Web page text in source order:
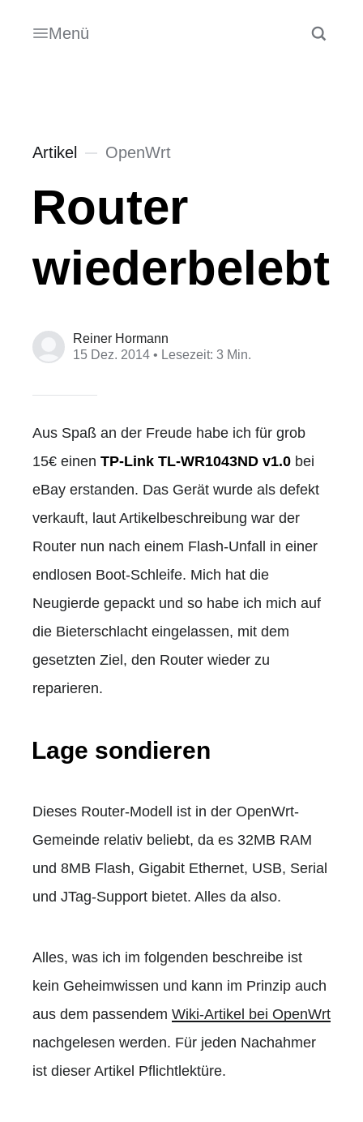
Menü
Artikel OpenWrt
Router
wiederbelebt
Reiner Hormann
15 Dez. 2014 • Lesezeit: 3 Min.
Aus Spaß an der Freude habe ich für grob
15€ einen TP-Link TL-WR1043ND v1.0 bei
eBay erstanden. Das Gerät wurde als defekt
verkauft, laut Artikelbeschreibung war der
Router nun nach einem Flash-Unfall in einer
endlosen Boot-Schleife. Mich hat die
Neugierde gepackt und so habe ich mich auf
die Bieterschlacht eingelassen, mit dem
gesetzten Ziel, den Router wieder zu
reparieren.
Lage sondieren
Dieses Router-Modell ist in der OpenWrt-
Gemeinde relativ beliebt, da es 32MB RAM
und 8MB Flash, Gigabit Ethernet, USB, Serial
und JTag-Support bietet. Alles da also.
Alles, was ich im folgenden beschreibe ist
kein Geheimwissen und kann im Prinzip auch
aus dem passendem Wiki-Artikel bei OpenWrt
nachgelesen werden. Für jeden Nachahmer
ist dieser Artikel Pflichtlektüre.